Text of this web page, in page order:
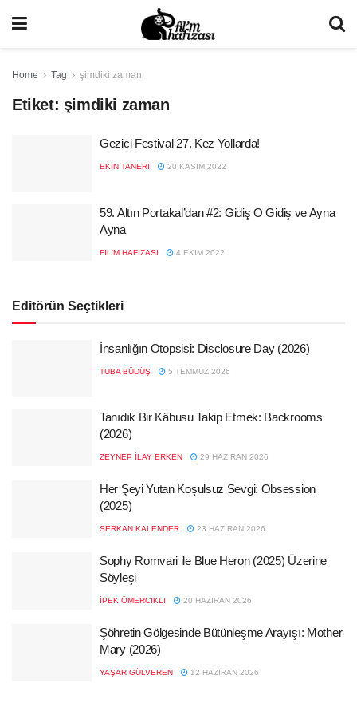
Home Tag şimdiki zaman
Etiket: şimdiki zaman
Gezici Festival 27. Kez Yollarda!
EKIN TANERI 20 KASIM 2022
59. Altın Portakal’dan #2: Gidiş O Gidiş ve Ayna
Ayna
FIL'M HAFIZASI 4 EKIM 2022
Editörün Seçtikleri
İnsanlığın Otopsisi: Disclosure Day (2026)
TUBA BÜDÜŞ 5 TEMMUZ 2026
Tanıdık Bir Kâbusu Takip Etmek: Backrooms
(2026)
ZEYNEP İLAY ERKEN 29 HAZIRAN 2026
Her Şeyi Yutan Koşulsuz Sevgi: Obsession
(2025)
SERKAN KALENDER 23 HAZIRAN 2026
Sophy Romvari ile Blue Heron (2025) Üzerine
Söyleşi
İPEK ÖMERCIKLI 20 HAZIRAN 2026
Şöhretin Gölgesinde Bütünleşme Arayışı: Mother
Mary (2026)
YAŞAR GÜLVEREN 12 HAZIRAN 2026